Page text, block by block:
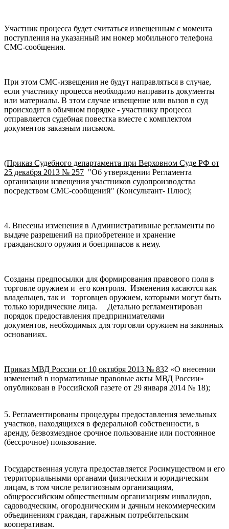
Участник процесса будет считаться извещенным с момента
поступления на указанный им номер мобильного телефона
СМС-сообщения.
При этом СМС-извещения не будут направляться в случае,
если участнику процесса необходимо направить документы
или материалы. В этом случае извещение или вызов в суд
происходит в обычном порядке - участнику процесса
отправляется судебная повестка вместе с комплектом
документов заказным письмом.
(Приказ Судебного департамента при Верховном Суде РФ от
25 декабря 2013 № 257 "Об утверждении Регламента
организации извещения участников судопроизводства
посредством СМС-сообщений" (Консультант- Плюс);
4. Внесены изменения в Административные регламенты по
выдаче разрешений на приобретение и хранение
гражданского оружия и боеприпасов к нему.
Созданы предпосылки для формирования правового поля в
торговле оружием и его контроля. Изменения касаются как
владельцев, так и торговцев оружием, которыми могут быть
только юридические лица. Детально регламентирован
порядок предоставления предпринимателями
документов, необходимых для торговли оружием на законных
основаниях.
Приказ МВД России от 10 октября 2013 № 832 «О внесении
изменений в нормативные правовые акты МВД России»
опубликован в Российской газете от 29 января 2014 № 18);
5. Регламентированы процедуры предоставления земельных
участков, находящихся в федеральной собственности, в
аренду, безвозмездное срочное пользование или постоянное
(бессрочное) пользование.
Государственная услуга предоставляется Росимуществом и его
территориальными органами физическим и юридическим
лицам, в том числе религиозным организациям,
общероссийским общественным организациям инвалидов,
садоводческим, огородническим и дачным некоммерческим
объединениям граждан, гаражным потребительским
кооперативам.